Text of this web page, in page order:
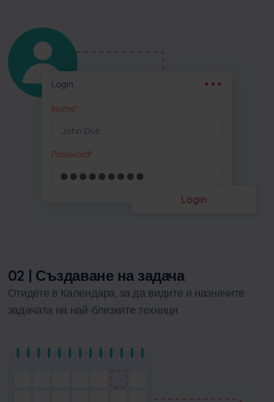
02 | Създаване на задача
Отидете в Календара, за да видите и назначите
задачата на най-близките техници